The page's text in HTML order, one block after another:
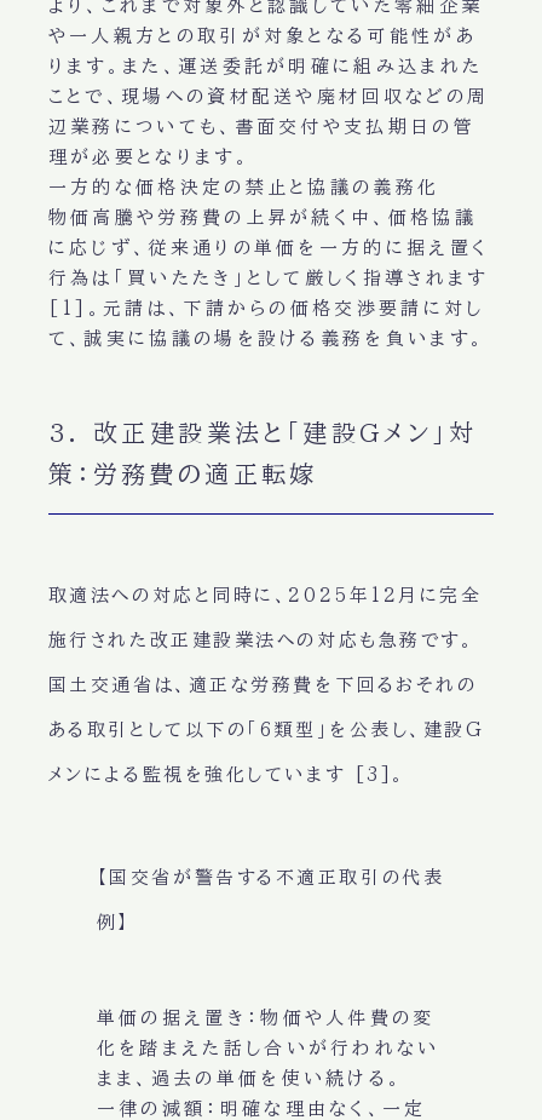
より、これまで対象外と認識していた零細企業
や一人親方との取引が対象となる可能性があ
ります。また、運送委託が明確に組み込まれた
ことで、現場への資材配送や廃材回収などの周
辺業務についても、書面交付や支払期日の管
理が必要となります。
一方的な価格決定の禁止と協議の義務化
物価高騰や労務費の上昇が続く中、価格協議
に応じず、従来通りの単価を一方的に据え置く
行為は「買いたたき」として厳しく指導されます
[1]。元請は、下請からの価格交渉要請に対し
て、誠実に協議の場を設ける義務を負います。
3. 改正建設業法と「建設Gメン」対
策：労務費の適正転嫁
取適法への対応と同時に、2025年12月に完全
施行された改正建設業法への対応も急務です。
国土交通省は、適正な労務費を下回るおそれの
ある取引として以下の「6類型」を公表し、建設G
メンによる監視を強化しています [3]。
【国交省が警告する不適正取引の代表
例】
単価の据え置き ：物価や人件費の変
化を踏まえた話し合いが行われない
まま、過去の単価を使い続ける。
一律の減額 ：明確な理由なく、一定